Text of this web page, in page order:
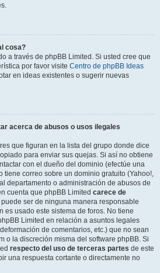
cosa?
a través de phpBB Limited. Si usted cree que
por favor visite Centro de phpBB Ideas
en ideas existentes o sugerir nuevas
acerca de abusos o usos ilegales
que figuran en la lista del grupo donde dice
para enviar sus quejas. Si así no obtiene
con el dueño del dominio (efectúe una
tiene correo sobre un dominio gratuito (Yahoo!,
departamento o administración de abusos de
cuenta que phpBB Limited carece de
puede ser de ninguna manera responsable
es usado este sistema de foros. No tiene
Limited en relación a asuntos legales
de comentarios, etc.) que no sean
o la discreción misma del software phpBB. Si
respecto del uso de terceras partes de este
una respuesta cortante o directamente no